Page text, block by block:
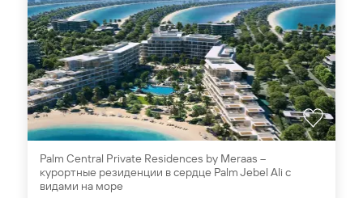
Palm Central Private Residences by Meraas –
курортные резиденции в сердце Palm Jebel Ali с
видами на море